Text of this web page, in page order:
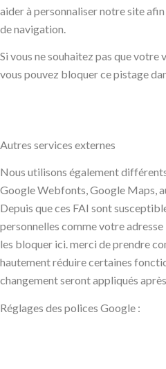
aider à personnaliser notre site
de navigation.
Si vous ne souhaitez pas que
vous pouvez bloquer ce pistage
Autres services externes
Nous utilisons également
Google Webfonts, Google Maps,
Depuis que ces FAI sont
personnelles comme votre
les bloquer ici. merci de prendre
hautement réduire certaines
changement seront appliqués
Réglages des polices Google :